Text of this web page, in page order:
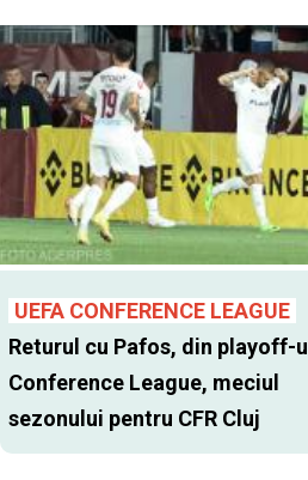
UEFA CONFERENCE LEAGUE
Returul cu Pafos, din playoff-ul
Conference League, meciul
sezonului pentru CFR Cluj